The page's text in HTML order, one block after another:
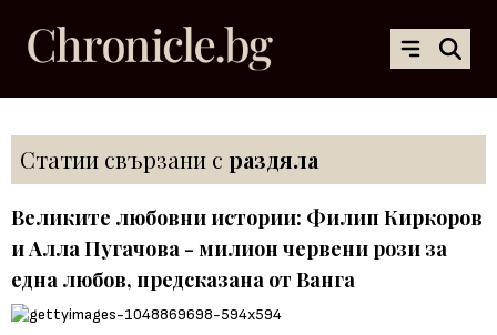
Статии свързани с раздяла
Великите любовни истории: Филип Киркоров
и Алла Пугачова - милион червени рози за
една любов, предсказана от Ванга